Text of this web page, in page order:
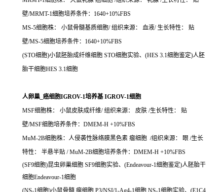
壁/MRMT-1细胞培养条件：1640+10%FBS
MS-5细胞株： 小鼠骨髓基质细胞/ 组织来源： 血液/ 生长特性： 贴
壁/MS-5细胞培养条件：1640+10%FBS
(STO细胞)小鼠胚胎成纤维细胞 STO细胞实验、(HES 3.1细胞鉴定)人胚
胎干细胞HES 3.1细胞
人卵巢_癌细胞IGROV-1培养基 IGROV-1细胞
MSF细胞株： 小鼠皮肤成纤维/ 组织来源： 皮肤 /生长特性： 贴
壁/MSF细胞培养条件：DMEM-H +10%FBS
MuM-2B细胞株：人侵袭性脉络膜黑色素 瘤细胞 /组织来源： 眼 /生长
特性： 半悬半贴 / MuM-2B细胞培养条件：DMEM-H +10%FBS
(SF9细胞)昆虫卵巢细胞 SF9细胞实验、(Endeavour-1细胞鉴定)人胚胎干
细胞Endeavour-1细胞
(NS-1细胞)小鼠骨髓 瘤细胞 P3/NSI/1-Ag4-1细胞 NS-1细胞实验、(E1C4